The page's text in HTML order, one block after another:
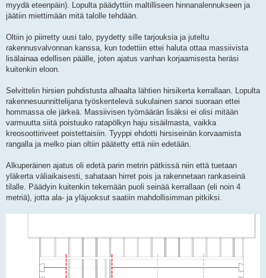
myydä eteenpäin). Lopulta päädyttiin maltilliseen hinnanalennukseen ja
jäätiin miettimään mitä talolle tehdään.
Oltiin jo piirretty uusi talo, pyydetty sille tarjouksia ja juteltu
rakennusvalvonnan kanssa, kun todettiin ettei haluta ottaa massiivista
lisälainaa edellisen päälle, joten ajatus vanhan korjaamisesta heräsi
kuitenkin eloon.
Selvittelin hirsien puhdistusta alhaalta lähtien hirsikerta kerrallaan. Lopulta
rakennesuunnittelijana työskentelevä sukulainen sanoi suoraan ettei
hommassa ole järkeä. Massiivisen työmäärän lisäksi ei olisi mitään
varmuutta siitä poistuuko ratapölkyn haju sisäilmasta, vaikka
kreosoottiriveet poistettaisiin. Tyyppi ehdotti hirsiseinän korvaamista
rangalla ja melko pian oltiin päätetty että niin edetään.
Alkuperäinen ajatus oli edetä parin metrin pätkissä niin että tuetaan
yläkerta väliaikaisesti, sahataan hirret pois ja rakennetaan rankaseinä
tilalle. Päädyin kuitenkin tekemään puoli seinää kerrallaan (eli noin 4
metriä), jotta ala- ja yläjuoksut saatiin mahdollisimman pitkiksi.